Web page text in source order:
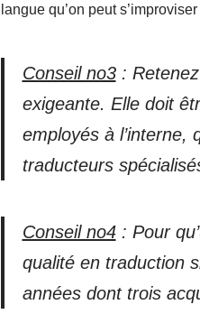
langue qu’on peut
Conseil no3 :
exigeante. Elle doit
employés à l’interne,
traducteurs
Conseil no4 : Pour
qualité en traduction
années dont trois